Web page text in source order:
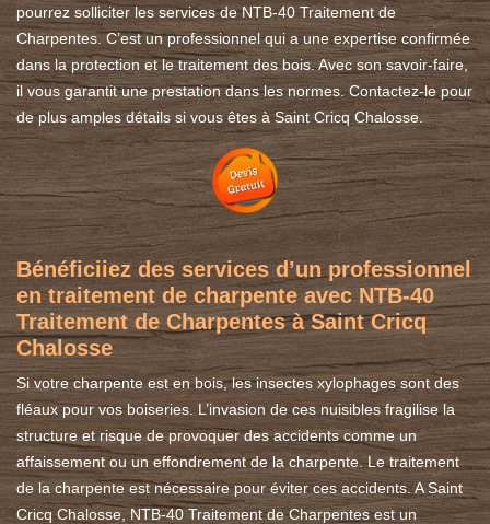
pourrez solliciter les services de NTB-40 Traitement de
Charpentes. C’est un professionnel qui a une expertise confirmée
dans la protection et le traitement des bois. Avec son savoir-faire,
il vous garantit une prestation dans les normes. Contactez-le pour
de plus amples détails si vous êtes à Saint Cricq Chalosse.
Bénéficiiez des services d’un professionnel
en traitement de charpente avec NTB-40
Traitement de Charpentes à Saint Cricq
Chalosse
Si votre charpente est en bois, les insectes xylophages sont des
fléaux pour vos boiseries. L’invasion de ces nuisibles fragilise la
structure et risque de provoquer des accidents comme un
affaissement ou un effondrement de la charpente. Le traitement
de la charpente est nécessaire pour éviter ces accidents. A Saint
Cricq Chalosse, NTB-40 Traitement de Charpentes est un